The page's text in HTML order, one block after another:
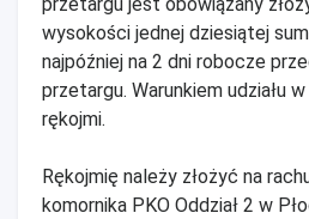
wysokości jednej dziesiątej
najpóźniej na 2 dni robocze
przetargu. Warunkiem udziału
rękojmi.
Rękojmię należy złożyć na
komornika PKO Oddział 2 w